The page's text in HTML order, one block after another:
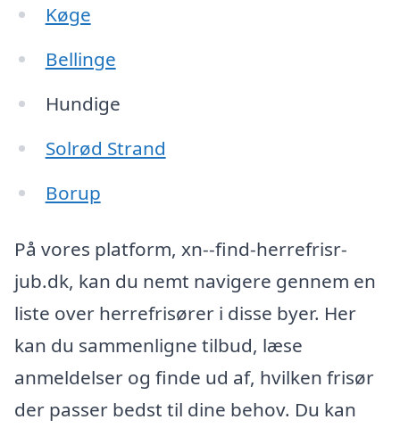
Køge
Bellinge
Hundige
Solrød Strand
Borup
På vores platform, xn--find-herrefrisr-
jub.dk, kan du nemt navigere gennem en
liste over herrefrisører i disse byer. Her
kan du sammenligne tilbud, læse
anmeldelser og finde ud af, hvilken frisør
der passer bedst til dine behov. Du kan